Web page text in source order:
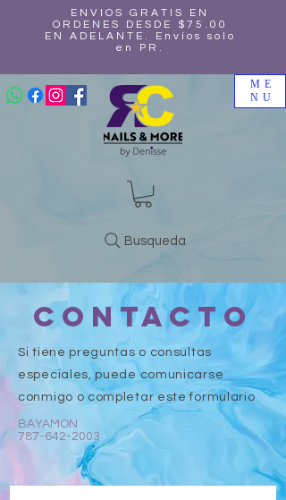
ENVIOS GRATIS EN
ORDENES DESDE $75.00
EN ADELANTE. Envíos solo
en PR.
ME
NU
Busqueda
contacto
Si tiene preguntas o consultas
especiales, puede comunicarse
conmigo o completar este formulario
BAYAMON
787-642-2003